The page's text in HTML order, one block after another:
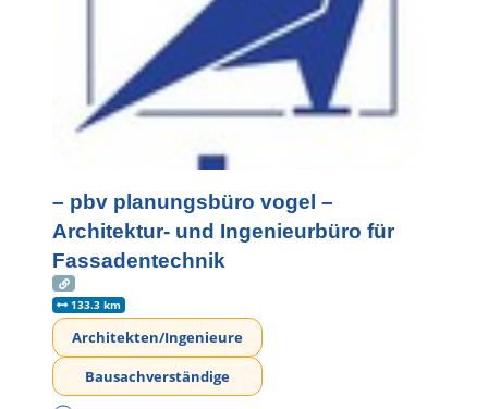
– pbv planungsbüro vogel –
Architektur- und Ingenieurbüro für
Fassadentechnik
133.3 km
Architekten/Ingenieure
Bausachverständige